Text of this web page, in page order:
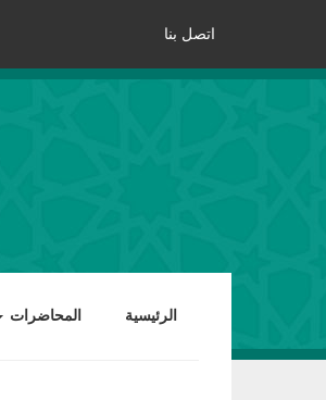
اتصل بنا
الرئيسية المحاضرات